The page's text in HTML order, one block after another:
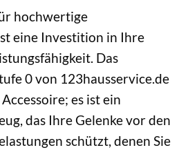
hochwertige
eine Investition in Ihre
Das
0 von 123hausservice.de
es ist ein
das Ihre Gelenke vor den
schützt, denen Sie